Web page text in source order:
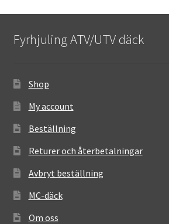
Fyrhjuling ATV/UTV däck
Shop
My account
Beställning
Returer och återbetalningar
Avbryt beställning
MC-däck
Om oss